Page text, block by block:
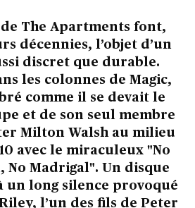
de The Apartments font,
décennies, l’objet d’un
discret que durable.
les colonnes de Magic,
comme il se devait le
et de son seul membre
Milton Walsh au milieu
avec le miraculeux "No
No Madrigal". Un disque
un long silence provoqué
l’un des fils de Peter